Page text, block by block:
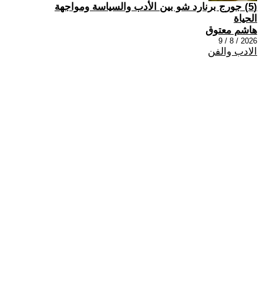
(5) جورج برنارد شو بين الأدب والسياسة ومواجهة
الحياة
هاشم معتوق
2026 / 8 / 9
الادب والفن